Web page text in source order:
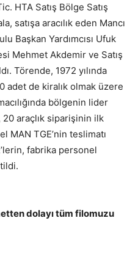
HTA Satış Bölge Satış
satışa aracılık eden Mancı
Başkan Yardımcısı Ufuk
Mehmet Akdemir ve Satış
Törende, 1972 yılında
adet de kiralık olmak üzere
bölgenin lider
20 araçlık siparişinin ilk
MAN TGE’nin teslimatı
fabrika personel
dolayı tüm filomuzu